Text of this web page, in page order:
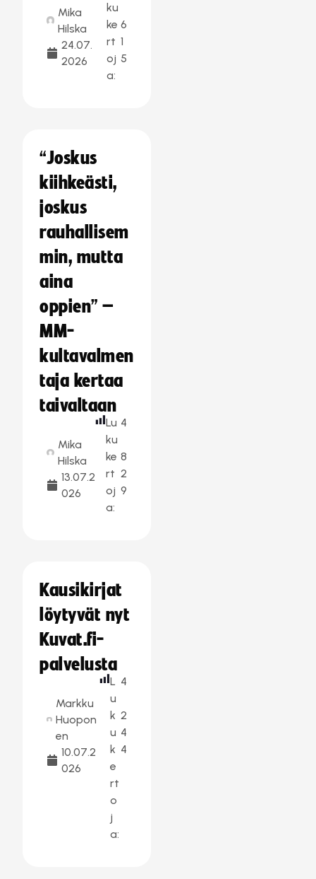
Mika
Hilska
24.07.
2026
ku
ke
rt
oj
a:
6
1
5
“Joskus
kiihkeästi,
joskus
rauhallisem
min, mutta
aina
oppien” –
MM-
kultavalmen
taja kertaa
taivaltaan
Mika
Hilska
13.07.2
026
Lu
ku
ke
rt
oj
a:
4
8
2
9
Kausikirjat
löytyvät nyt
Kuvat.fi-
palvelusta
Markku
Huopon
en
10.07.2
026
L
u
k
u
k
e
rt
o
j
a:
4
2
4
4